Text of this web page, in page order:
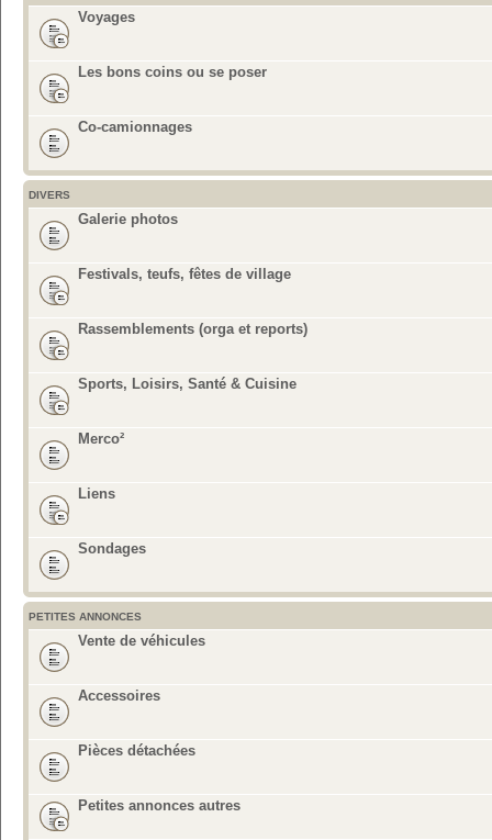
Voyages
Les bons coins ou se poser
Co-camionnages
DIVERS
Galerie photos
Festivals, teufs, fêtes de village
Rassemblements (orga et reports)
Sports, Loisirs, Santé & Cuisine
Merco²
Liens
Sondages
PETITES ANNONCES
Vente de véhicules
Accessoires
Pièces détachées
Petites annonces autres